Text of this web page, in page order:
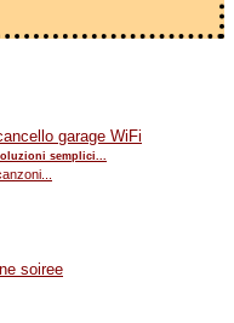
garage WiFi
semplici...
soiree